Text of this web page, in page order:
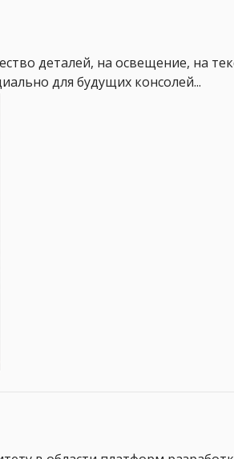
деталей, на освещение, на
для будущих консолей...